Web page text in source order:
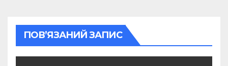
ПОВ’ЯЗАНИЙ ЗАПИС